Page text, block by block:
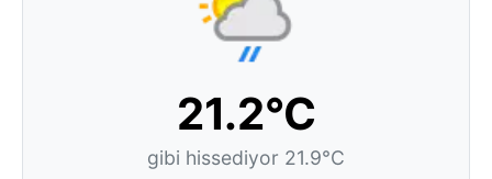
21.2°C
gibi hissediyor 21.9°C